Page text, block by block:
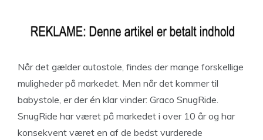
Når det gælder autostole, findes der mange forskellige
muligheder på markedet. Men når det kommer til
babystole, er der én klar vinder: Graco SnugRide.
SnugRide har været på markedet i over 10 år og har
konsekvent været en af de bedst vurderede